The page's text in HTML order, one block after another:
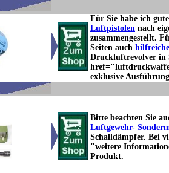
Für Sie habe ich
Luftpistolen nach
zusammengestellt.
Seiten auch
Druckluftrevolver in
exklusive
Bitte beachten Sie
Luftgewehr-
Schalldämpfer. Bei
"weitere
Produkt.